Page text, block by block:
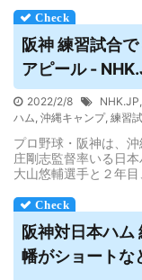
阪神 練習試合
アピール -
2022/2/8 NHK.JP,
ハム, 沖縄キャンプ, 練習
プロ野球・阪神は、
庄剛志監督率いる日
大山悠輔選手と２年
阪神対日本ハム
幡がショートな